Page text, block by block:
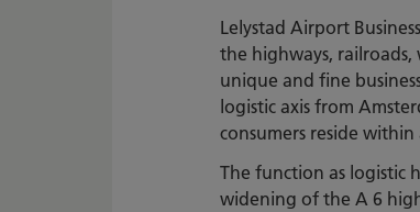
Lelystad Airport
the highways, railroads,
unique and fine
logistic axis from
consumers reside
The function as logistic
widening of the A 6